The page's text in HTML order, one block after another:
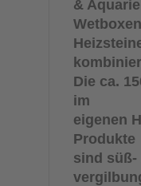
&
Die ca.
im
eigenen
Produkte
sind süß-